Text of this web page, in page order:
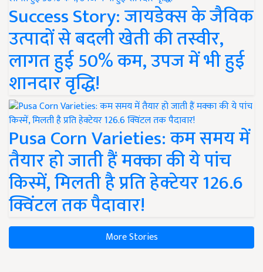
Success Story: जायडेक्स के जैविक
उत्पादों से बदली खेती की तस्वीर,
लागत हुई 50% कम, उपज में भी हुई
शानदार वृद्धि!
Pusa Corn Varieties: कम समय में
तैयार हो जाती हैं मक्का की ये पांच
किस्में, मिलती है प्रति हेक्टेयर 126.6
क्विंटल तक पैदावार!
More Stories